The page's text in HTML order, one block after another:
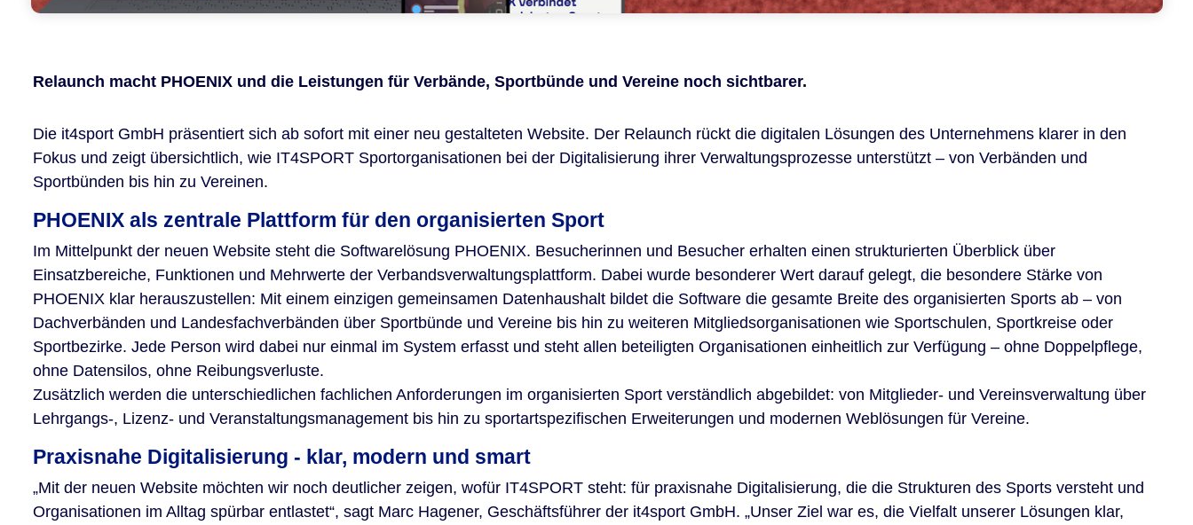
Relaunch macht PHOENIX und die Leistungen für Verbände, Sportbünde und Vereine noch sichtbarer.
Die it4sport GmbH präsentiert sich ab sofort mit einer neu gestalteten Website. Der Relaunch rückt die digitalen Lösungen des Unternehmens klarer in den
Fokus und zeigt übersichtlich, wie IT4SPORT Sportorganisationen bei der Digitalisierung ihrer Verwaltungsprozesse unterstützt – von Verbänden und
Sportbünden bis hin zu Vereinen.
PHOENIX als zentrale Plattform für den organisierten Sport
Im Mittelpunkt der neuen Website steht die Softwarelösung PHOENIX. Besucherinnen und Besucher erhalten einen strukturierten Überblick über
Einsatzbereiche, Funktionen und Mehrwerte der Verbandsverwaltungsplattform. Dabei wurde besonderer Wert darauf gelegt, die besondere Stärke von
PHOENIX klar herauszustellen: Mit einem einzigen gemeinsamen Datenhaushalt bildet die Software die gesamte Breite des organisierten Sports ab – von
Dachverbänden und Landesfachverbänden über Sportbünde und Vereine bis hin zu weiteren Mitgliedsorganisationen wie Sportschulen, Sportkreise oder
Sportbezirke. Jede Person wird dabei nur einmal im System erfasst und steht allen beteiligten Organisationen einheitlich zur Verfügung – ohne Doppelpflege,
ohne Datensilos, ohne Reibungsverluste.
Zusätzlich werden die unterschiedlichen fachlichen Anforderungen im organisierten Sport verständlich abgebildet: von Mitglieder- und Vereinsverwaltung über
Lehrgangs-, Lizenz- und Veranstaltungsmanagement bis hin zu sportartspezifischen Erweiterungen und modernen Weblösungen für Vereine.
Praxisnahe Digitalisierung - klar, modern und smart
„Mit der neuen Website möchten wir noch deutlicher zeigen, wofür IT4SPORT steht: für praxisnahe Digitalisierung, die die Strukturen des Sports versteht und
Organisationen im Alltag spürbar entlastet“, sagt Marc Hagener, Geschäftsführer der it4sport GmbH. „Unser Ziel war es, die Vielfalt unserer Lösungen klar,